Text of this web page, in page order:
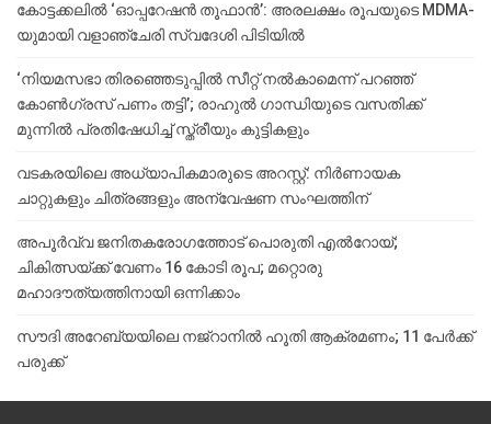
കോട്ടക്കലിൽ ‘ഓപ്പറേഷൻ തൂഫാൻ’: അരലക്ഷം രൂപയുടെ MDMA-
യുമായി വളാഞ്ചേരി സ്വദേശി പിടിയിൽ
‘നിയമസഭാ തിരഞ്ഞെടുപ്പിൽ സീറ്റ് നൽകാമെന്ന് പറഞ്ഞ്
കോൺഗ്രസ് പണം തട്ടി’; രാഹുൽ ഗാന്ധിയുടെ വസതിക്ക്
മുന്നിൽ പ്രതിഷേധിച്ച് സ്ത്രീയും കുട്ടികളും
വടകരയിലെ അധ്യാപികമാരുടെ അറസ്റ്റ്: നിർണായക
ചാറ്റുകളും ചിത്രങ്ങളും അന്വേഷണ സംഘത്തിന്
അപൂര്‍വ്വ ജനിതകരോഗത്തോട് പൊരുതി എല്‍റോയ്;
ചികിത്സയ്ക്ക് വേണം 16 കോടി രൂപ; മറ്റൊരു
മഹാദൗത്യത്തിനായി ഒന്നിക്കാം
സൗദി അറേബ്യയിലെ നജ്‌റാനില്‍ ഹൂതി ആക്രമണം; 11 പേര്‍ക്ക്
പരുക്ക്